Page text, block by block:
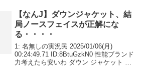
ど、中は240×240と広々✨今回はソトネノ
キ...
【なんJ】ダウンジャケット、結
局ノースフェイスが正解にな
る・・・・
1: 名無しの実況民 2025/01/06(月)
00:24:49.71 ID:8BtuGzkN0 性能ブランド
力考えたら安いわ ダウン ジャケット ビ